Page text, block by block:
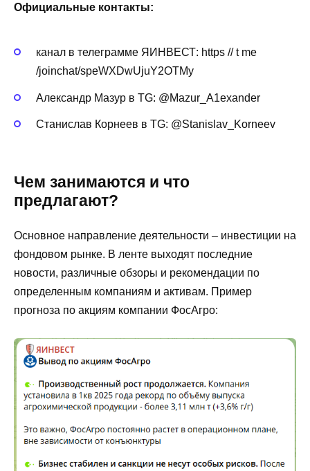
Официальные контакты:
канал в телеграмме ЯИНВЕСТ: https // t me
/joinchat/speWXDwUjuY2OTMy
Александр Мазур в TG: @Mazur_A1exander
Станислав Корнеев в TG: @Stanislav_Korneev
Чем занимаются и что
предлагают?
Основное направление деятельности – инвестиции на
фондовом рынке. В ленте выходят последние
новости, различные обзоры и рекомендации по
определенным компаниям и активам. Пример
прогноза по акциям компании ФосАгро: